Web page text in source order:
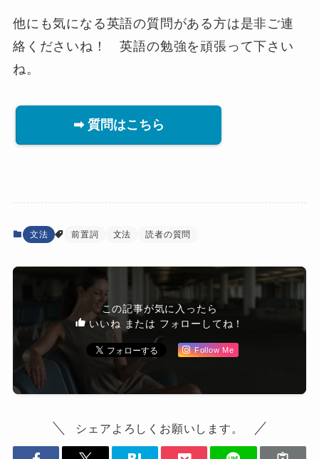
他にも気になる英語の質問がある方は是非ご連
絡くださいね！ 英語の勉強を頑張って下さい
ね。
➡ 質問はこちら
文法 前置詞 文法 読者の質問
この記事が気に入ったら
いいね または フォローしてね！
Follow Me
シェアよろしくお願いします。